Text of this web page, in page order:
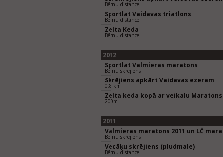
Bērnu distance
Sportlat Vaidavas triatlons
Bērnu distance
Zelta Keda
Bērnu distance
2012
Sportlat Valmieras maratons
Bērnu skrējiens
Skrējiens apkārt Vaidavas ezeram
0,8 km
Zelta keda kopā ar veikalu Maratons
200m
2011
Valmieras maratons 2011 un LČ
Bērnu skrējiens
Vecāķu skrējiens (pludmale)
Bērnu distance